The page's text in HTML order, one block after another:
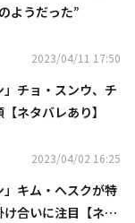
ようだった”
2023/04/11 17:50
」チョ・スンウ、チ
ネタバレあり】
2023/04/02 16:25
」キム・ヘスクが特
合いに注目【ネタ